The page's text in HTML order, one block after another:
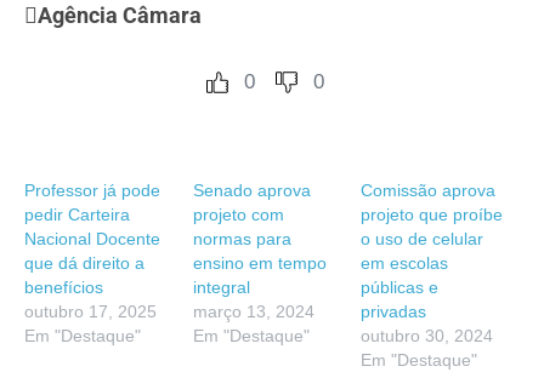
Agência Câmara
0 0
Professor já pode
pedir Carteira
Nacional Docente
que dá direito a
benefícios
outubro 17, 2025
Em "Destaque"
Senado aprova
projeto com
normas para
ensino em tempo
integral
março 13, 2024
Em "Destaque"
Comissão aprova
projeto que proíbe
o uso de celular
em escolas
públicas e
privadas
outubro 30, 2024
Em "Destaque"